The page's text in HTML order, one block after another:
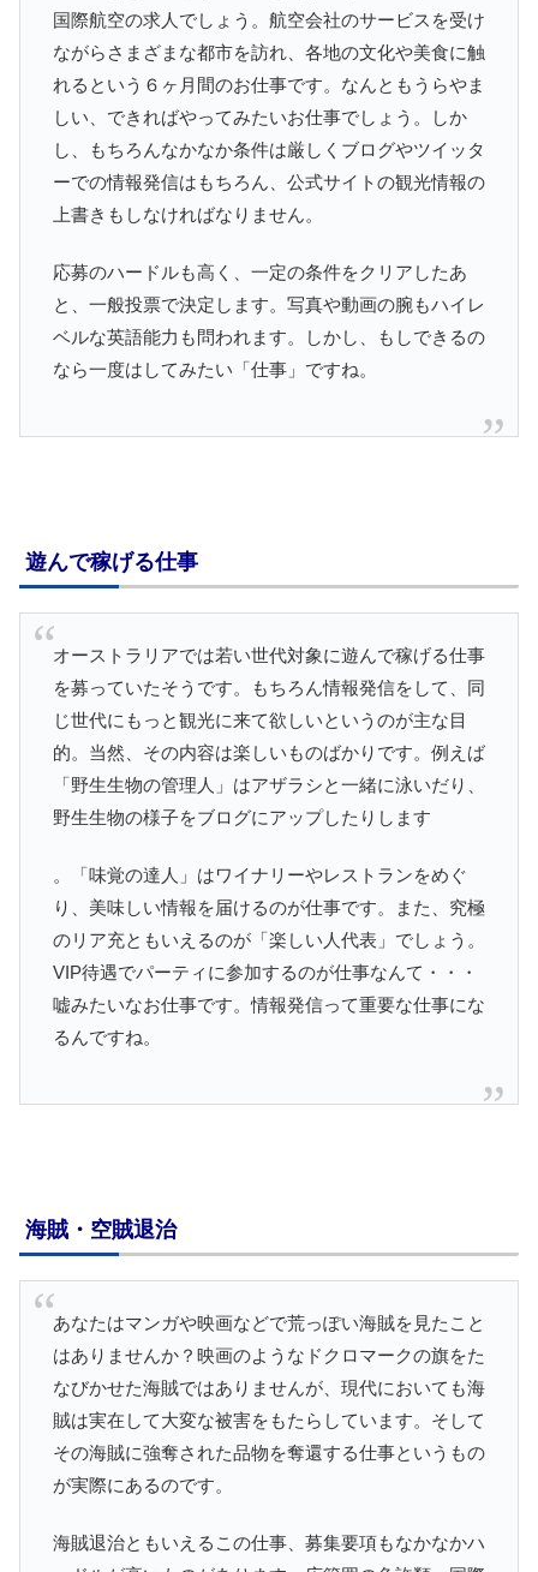
国際航空の求人でしょう。航空会社のサービスを受け
ながらさまざまな都市を訪れ、各地の文化や美食に触
れるという６ヶ月間のお仕事です。なんともうらやま
しい、できればやってみたいお仕事でしょう。しか
し、もちろんなかなか条件は厳しくブログやツイッタ
ーでの情報発信はもちろん、公式サイトの観光情報の
上書きもしなければなりません。
応募のハードルも高く、一定の条件をクリアしたあ
と、一般投票で決定します。写真や動画の腕もハイレ
ベルな英語能力も問われます。しかし、もしできるの
なら一度はしてみたい「仕事」ですね。
遊んで稼げる仕事
オーストラリアでは若い世代対象に遊んで稼げる仕事
を募っていたそうです。もちろん情報発信をして、同
じ世代にもっと観光に来て欲しいというのが主な目
的。当然、その内容は楽しいものばかりです。例えば
「野生生物の管理人」はアザラシと一緒に泳いだり、
野生生物の様子をブログにアップしたりします
。「味覚の達人」はワイナリーやレストランをめぐ
り、美味しい情報を届けるのが仕事です。また、究極
のリア充ともいえるのが「楽しい人代表」でしょう。
VIP待遇でパーティに参加するのが仕事なんて・・・
嘘みたいなお仕事です。情報発信って重要な仕事にな
るんですね。
海賊・空賊退治
あなたはマンガや映画などで荒っぽい海賊を見たこと
はありませんか？映画のようなドクロマークの旗をた
なびかせた海賊ではありませんが、現代においても海
賊は実在して大変な被害をもたらしています。そして
その海賊に強奪された品物を奪還する仕事というもの
が実際にあるのです。
海賊退治ともいえるこの仕事、募集要項もなかなかハ